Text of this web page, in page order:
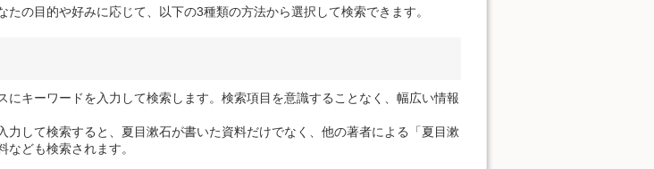
たの目的や好みに応じて、以下の3種類の方法から選択して検索できます。
にキーワードを入力して検索します。検索項目を意識することなく、幅広い情報
力して検索すると、夏目漱石が書いた資料だけでなく、他の著者による「夏目漱
ども検索されます。